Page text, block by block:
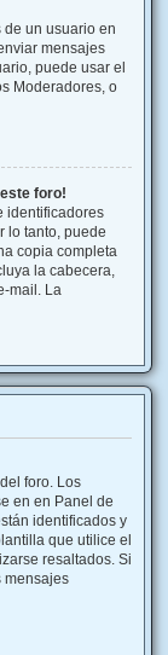
un usuario en
mensajes
puede usar el
Moderadores, o
foro!
identificadores
lo tanto, puede
copia completa
la cabecera,
mail. La
foro. Los
en en Panel de
identificados y
que utilice el
resaltados. Si
mensajes